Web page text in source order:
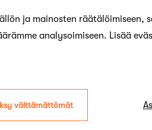
ja mainosten räätälöimiseen,
analysoimiseen. Lisää
välttämättömät
2024
Safan
etenee kohti päätöksiä